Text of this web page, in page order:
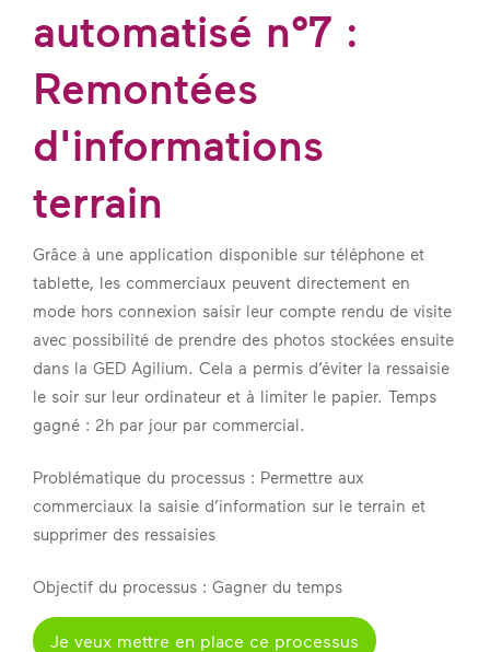
automatisé n°7 :
Remontées
d'informations
terrain
Grâce à une application disponible sur téléphone et
tablette, les commerciaux peuvent directement en
mode hors connexion saisir leur compte rendu de visite
avec possibilité de prendre des photos stockées ensuite
dans la GED Agilium. Cela a permis d’éviter la ressaisie
le soir sur leur ordinateur et à limiter le papier. Temps
gagné : 2h par jour par commercial.
Problématique du processus : Permettre aux
commerciaux la saisie d’information sur le terrain et
supprimer des ressaisies
Objectif du processus : Gagner du temps
Je veux mettre en place ce processus